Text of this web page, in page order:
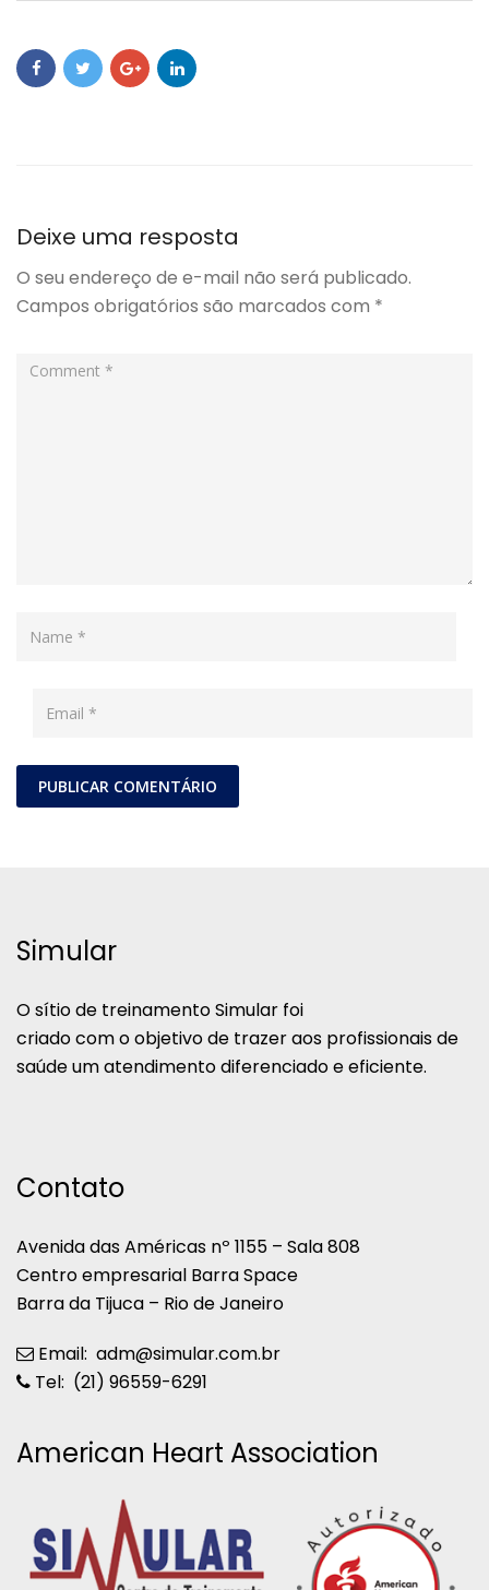
Deixe uma resposta
O seu endereço de e-mail não será publicado.
Campos obrigatórios são marcados com *
Simular
O sítio de treinamento Simular foi
criado com o objetivo de trazer aos profissionais de
saúde um atendimento diferenciado e eficiente.
Contato
Avenida das Américas nº 1155 – Sala 808
Centro empresarial Barra Space
Barra da Tijuca – Rio de Janeiro
Email: adm@simular.com.br
Tel: (21) 96559-6291
American Heart Association